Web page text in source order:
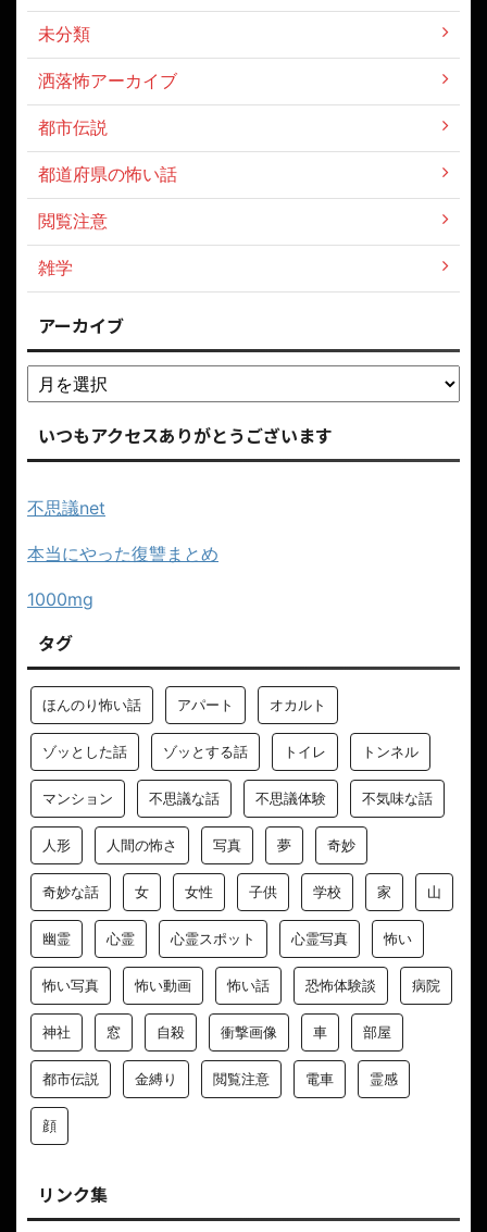
未分類
洒落怖アーカイブ
都市伝説
都道府県の怖い話
閲覧注意
雑学
アーカイブ
いつもアクセスありがとうございます
不思議net
本当にやった復讐まとめ
1000mg
タグ
ほんのり怖い話 アパート オカルト
ゾッとした話 ゾッとする話 トイレ トンネル
マンション 不思議な話 不思議体験 不気味な話
人形 人間の怖さ 写真 夢 奇妙
奇妙な話 女 女性 子供 学校 家 山
幽霊 心霊 心霊スポット 心霊写真 怖い
怖い写真 怖い動画 怖い話 恐怖体験談 病院
神社 窓 自殺 衝撃画像 車 部屋
都市伝説 金縛り 閲覧注意 電車 霊感
顔
リンク集